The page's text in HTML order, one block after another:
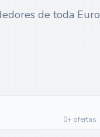
de toda
0+ ofertas